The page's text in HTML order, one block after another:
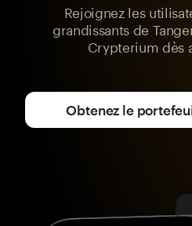
Rejoignez les
grandissants de
Crypterium dès
Obtenez le